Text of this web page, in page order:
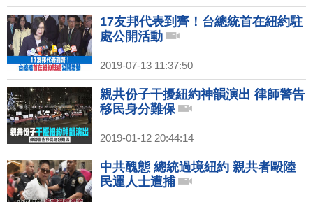
17友邦代表到齊！台總統首在紐約駐
處公開活動
2019-07-13 11:37:50
親共份子干擾紐約神韻演出 律師警告
移民身分難保
2019-01-12 20:44:14
中共醜態 總統過境紐約 親共者毆陸
民運人士遭捕